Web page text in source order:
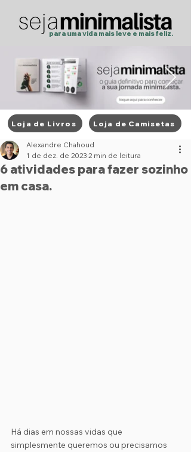
para uma vida mais leve e mais feliz.
Post
6 atividades para fazer sozinho
em casa.
Alexandre Chahoud
1 de dez. de 2023 2 min de leitura
Há dias em nossas vidas que
simplesmente queremos ou precisamos
Loja de Livros Loja de Camisetas